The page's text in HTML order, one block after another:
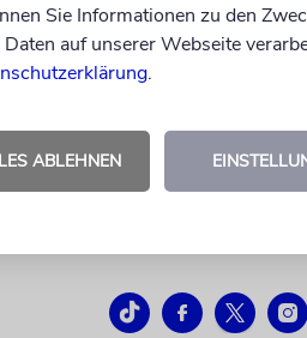
Sie Informationen zu den
auf unserer Webseite
.
ABLEHNEN